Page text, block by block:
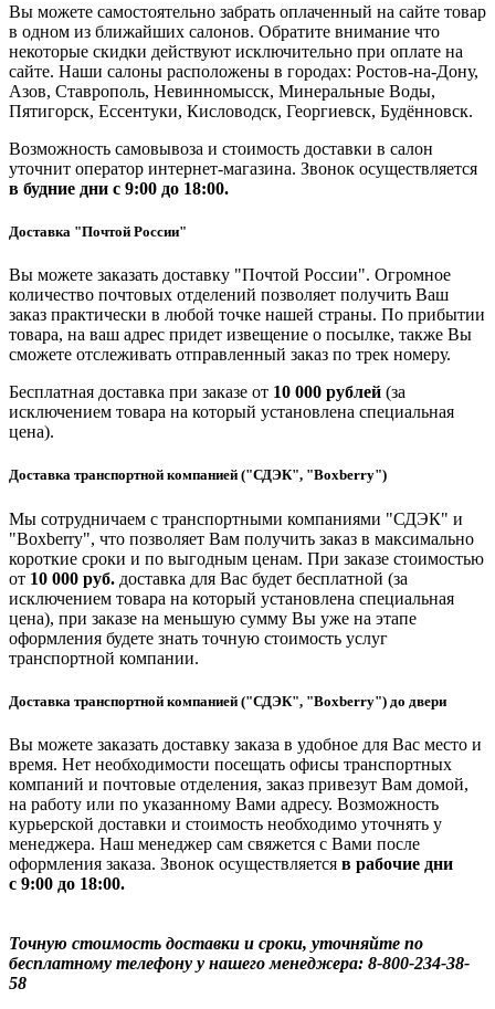
Вы можете самостоятельно забрать оплаченный на сайте товар
в одном из ближайших салонов. Обратите внимание что
некоторые скидки действуют исключительно при оплате на
сайте. Наши салоны расположены в городах: Ростов-на-Дону,
Азов, Ставрополь, Невинномысск, Минеральные Воды,
Пятигорск, Ессентуки, Кисловодск, Георгиевск, Будённовск.
Возможность самовывоза и стоимость доставки в салон
уточнит оператор интернет-магазина. Звонок осуществляется
в будние дни с 9:00 до 18:00.
Доставка "Почтой России"
Вы можете заказать доставку "Почтой России". Огромное
количество почтовых отделений позволяет получить Ваш
заказ практически в любой точке нашей страны. По прибытии
товара, на ваш адрес придет извещение о посылке, также Вы
сможете отслеживать отправленный заказ по трек номеру.
Бесплатная доставка при заказе от 10 000 рублей (за
исключением товара на который установлена специальная
цена).
Доставка транспортной компанией ("СДЭК", "Boxberry")
Мы сотрудничаем с транспортными компаниями "СДЭК" и
"Boxberry", что позволяет Вам получить заказ в максимально
короткие сроки и по выгодным ценам. При заказе стоимостью
от 10 000 руб. доставка для Вас будет бесплатной (за
исключением товара на который установлена специальная
цена), при заказе на меньшую сумму Вы уже на этапе
оформления будете знать точную стоимость услуг
транспортной компании.
Доставка транспортной компанией ("СДЭК", "Boxberry") до двери
Вы можете заказать доставку заказа в удобное для Вас место и
время. Нет необходимости посещать офисы транспортных
компаний и почтовые отделения, заказ привезут Вам домой,
на работу или по указанному Вами адресу. Возможность
курьерской доставки и стоимость необходимо уточнять у
менеджера. Наш менеджер сам свяжется с Вами после
оформления заказа. Звонок осуществляется в рабочие дни
с 9:00 до 18:00.
Точную стоимость доставки и сроки, уточняйте по
бесплатному телефону у нашего менеджера: 8-800-234-38-
58